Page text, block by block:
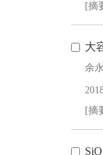
[摘
大
余
[摘
SiO